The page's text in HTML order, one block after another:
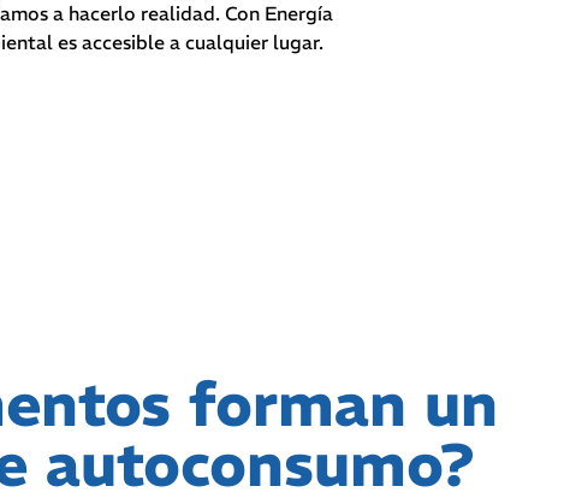
a hacerlo realidad. Con Energía
es accesible a cualquier lugar.
forman un
autoconsumo?